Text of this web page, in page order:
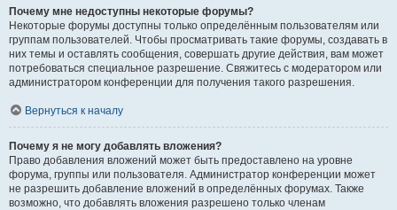
Почему мне недоступны некоторые форумы?
Некоторые форумы доступны только определённым пользователям или
группам пользователей. Чтобы просматривать такие форумы, создавать в
них темы и оставлять сообщения, совершать другие действия, вам может
потребоваться специальное разрешение. Свяжитесь с модератором или
администратором конференции для получения такого разрешения.
Вернуться к началу
Почему я не могу добавлять вложения?
Право добавления вложений может быть предоставлено на уровне
форума, группы или пользователя. Администратор конференции может
не разрешить добавление вложений в определённых форумах. Также
возможно, что добавлять вложения разрешено только членам